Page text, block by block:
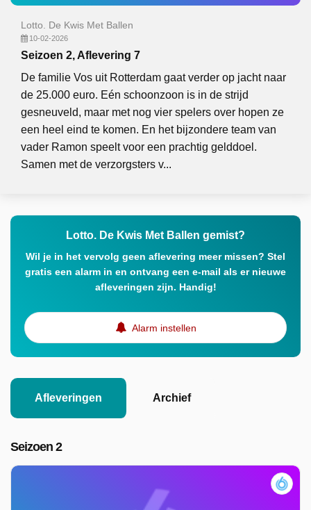
Lotto. De Kwis Met Ballen
10-02-2026
Seizoen 2, Aflevering 7
De familie Vos uit Rotterdam gaat verder op jacht naar
de 25.000 euro. Eén schoonzoon is in de strijd
gesneuveld, maar met nog vier spelers over hopen ze
een heel eind te komen. En het bijzondere team van
vader Ramon speelt voor een prachtig gelddoel.
Samen met de verzorgsters v...
Lotto. De Kwis Met Ballen gemist?
Wil je in het vervolg geen aflevering meer missen? Stel
gratis een alarm in en ontvang een e-mail als er nieuwe
afleveringen zijn. Handig!
Alarm instellen
Afleveringen Archief
Seizoen 2